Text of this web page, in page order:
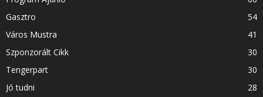
Gasztro
54
Város Mustra
41
Szponzorált Cikk
30
Tengerpart
30
Jó tudni
28